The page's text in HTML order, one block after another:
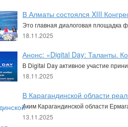
В Алматы состоялся XIII
Это главная диалоговая площадка
18.11.2025
Анонс: «Digital Day: Таланты.
В Digital Day активное участие
18.11.2025
В Карагандинской области
Аким Карагандинской области
13.11.2025